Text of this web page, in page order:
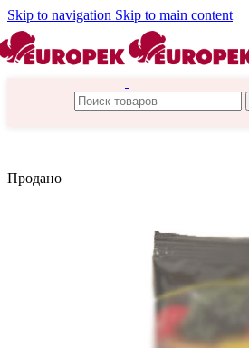
Skip to navigation Skip to main content
Продано